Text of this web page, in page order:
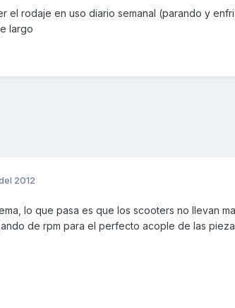
el rodaje en uso diario semanal (parando y
largo
2012
lo que pasa es que los scooters no llevan
de rpm para el perfecto acople de las